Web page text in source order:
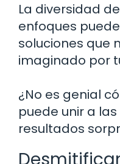
La diversidad
enfoques
soluciones que
imaginado por
¿No es genial
puede unir a
resultados